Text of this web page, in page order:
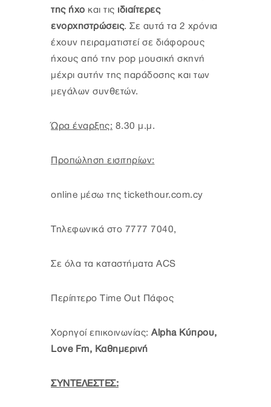
της ήχο και τις ιδιαίτερες
ενορχηστρώσεις. Σε αυτά τα 2 χρόνια
έχουν πειραματιστεί σε διάφορους
ήχους από την pop μουσική σκηνή
μέχρι αυτήν της παράδοσης και των
μεγάλων συνθετών.
Ώρα έναρξης: 8.30 μ.μ.
Προπώληση εισιτηρίων:
online μέσω της tickethour.com.cy
Τηλεφωνικά στο 7777 7040,
Σε όλα τα καταστήματα ACS
Περίπτερο Time Out Πάφος
Χορηγοί επικοινωνίας: Alpha Κύπρου,
Love Fm, Καθημερινή
ΣΥΝΤΕΛΕΣΤΕΣ: